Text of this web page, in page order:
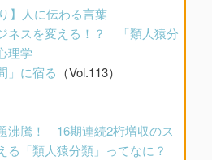
】人に伝わる言葉
ネスを変える！？ 「類人猿分
理学
」に宿る （Vol.113）
沸騰！ 16期連続2桁増収のス
る「類人猿分類」ってなに？